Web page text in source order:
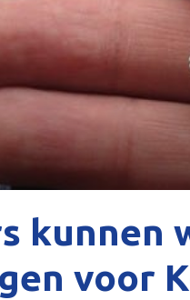
kunnen
voor